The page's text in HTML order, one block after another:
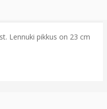
Lennuki pikkus on 23 cm